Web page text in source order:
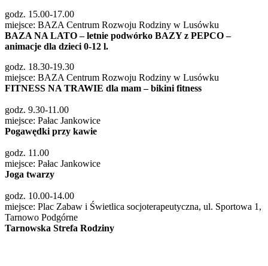
godz. 15.00-17.00
miejsce: BAZA Centrum Rozwoju Rodziny w Lusówku
BAZA NA LATO – letnie podwórko BAZY z PEPCO –
animacje dla dzieci 0-12 l.
godz. 18.30-19.30
miejsce: BAZA Centrum Rozwoju Rodziny w Lusówku
FITNESS NA TRAWIE dla mam – bikini fitness
godz. 9.30-11.00
miejsce: Pałac Jankowice
Pogawędki przy kawie
godz. 11.00
miejsce: Pałac Jankowice
Joga twarzy
godz. 10.00-14.00
miejsce: Plac Zabaw i Świetlica socjoterapeutyczna, ul. Sportowa 1,
Tarnowo Podgórne
Tarnowska Strefa Rodziny